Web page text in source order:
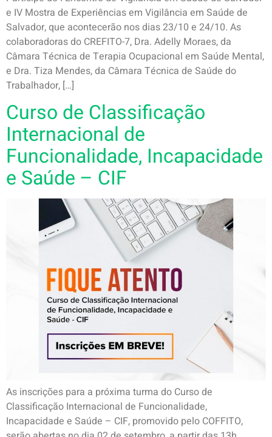
e IV Mostra de Experiências em Vigilância em Saúde de
Salvador, que acontecerão nos dias 23/10 e 24/10. As
colaboradoras do CREFITO-7, Dra. Adelly Moraes, da
Câmara Técnica de Terapia Ocupacional em Saúde Mental,
e Dra. Tiza Mendes, da Câmara Técnica de Saúde do
Trabalhador, […]
Curso de Classificação
Internacional de
Funcionalidade, Incapacidade
e Saúde – CIF
As inscrições para a próxima turma do Curso de
Classificação Internacional de Funcionalidade,
Incapacidade e Saúde – CIF, promovido pelo COFFITO,